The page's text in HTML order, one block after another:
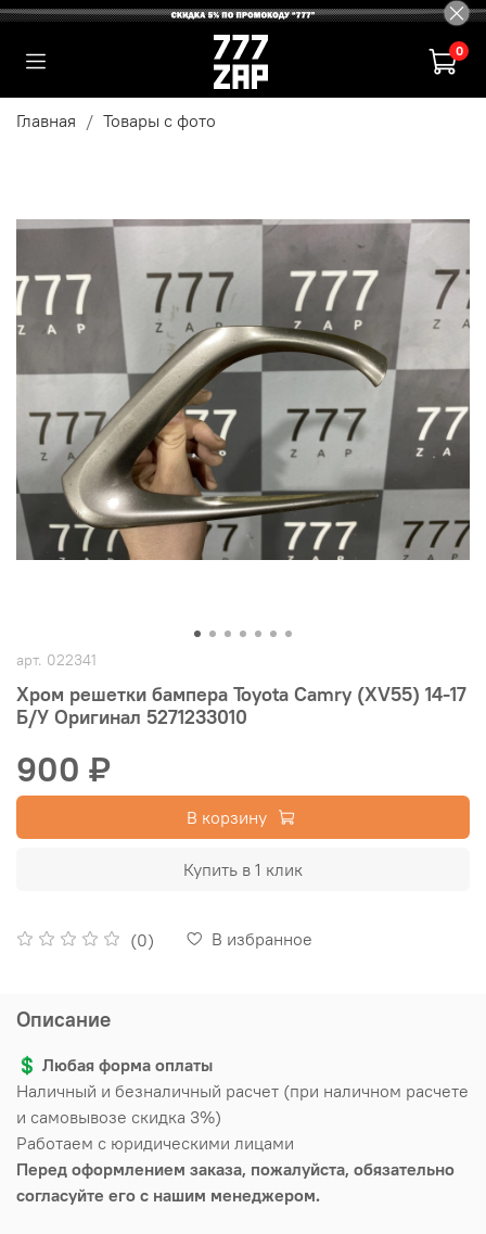
0
Главная Товары с фото
арт. 022341
Хром решетки бампера Toyota Camry (XV55) 14-17
Б/У Оригинал 5271233010
(0) В избранное
900 ₽
В корзину
Купить в 1 клик
Описание
💲 Любая форма оплаты
Наличный и безналичный расчет (при наличном расчете
и самовывозе скидка 3%)
Работаем с юридическими лицами
Перед оформлением заказа, пожалуйста, обязательно
согласуйте его с нашим менеджером.